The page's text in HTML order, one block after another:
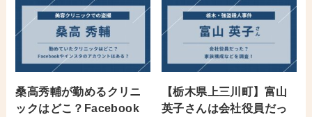
桑高秀輔が勤めるクリニ
ックはどこ？Facebook
【栃木県上三川町】富山
英子さんは会社役員だっ